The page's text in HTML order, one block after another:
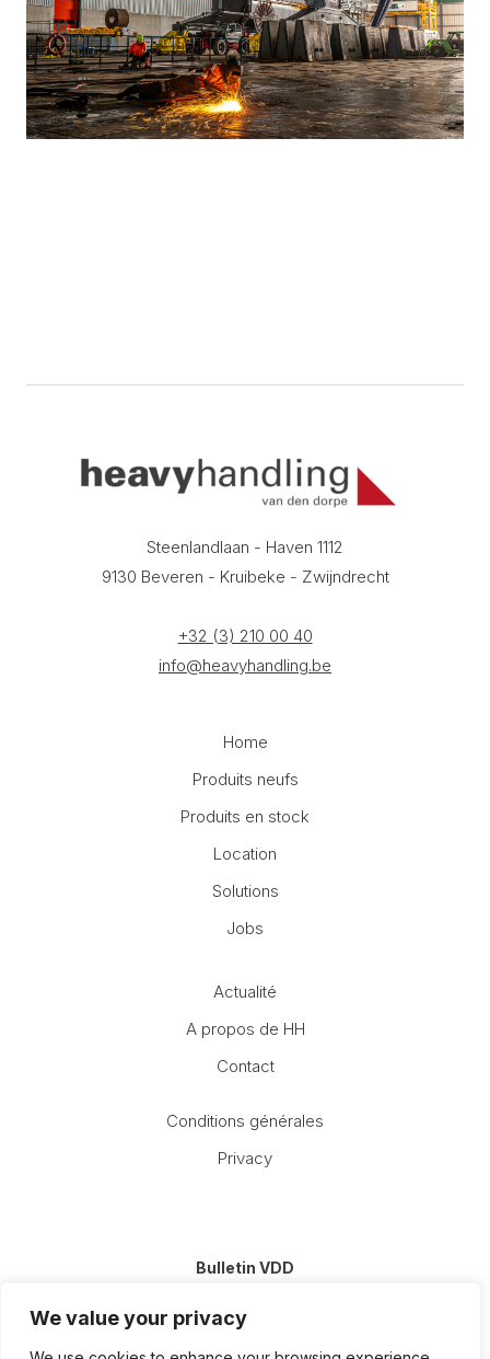
We value your privacy
Steenlandlaan - Haven 1112
9130 Beveren - Kruibeke - Zwijndrecht
+32 (3) 210 00 40
info@heavyhandling.be
Home
Produits neufs
Produits en stock
Location
Solutions
Jobs
Actualité
A propos de HH
Contact
Conditions générales
Privacy
Bulletin VDD
mail